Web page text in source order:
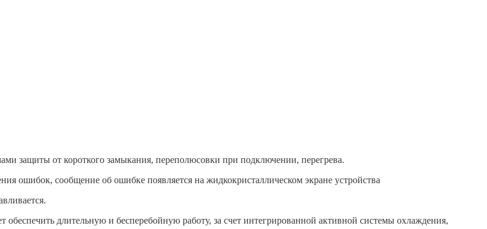
защиты от короткого замыкания, переполюсовки при подключении, перегрева.
ошибок, сообщение об ошибке появляется на жидкокристаллическом экране устройства
обеспечить длительную и бесперебойную работу, за счет интегрированной активной системы охлаждения,